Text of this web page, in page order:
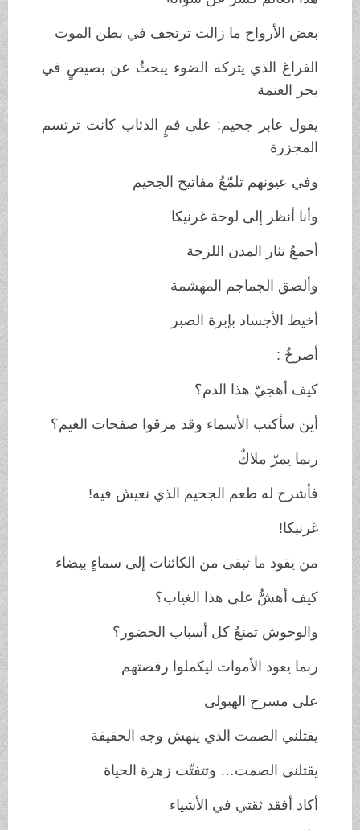
بعض الأرواح ما زالت ترتجف في بطن الموت
الفراغ الذي يتركه الضوء يبحثُ عن بصيصٍ في
بحر العتمة
يقول عابر جحيم: على فمٍ الذئاب كانت ترتسم
المجزرة
وفي عيونهم تلمّعُ مفاتيح الجحيم
وأنا أنظر إلى لوحة غرنيكا
أجمعُ نثار المدن اللزجة
وألصق الجماجم المهشمة
أخيط الأجساد بإبرة الصبر
أصرخُ :
كيف أهجيّ هذا الدم؟
أين سأكتب الأسماء وقد مزقوا صفحات الغيم؟
ربما يمرّ ملاكٌ
فأشرح له طعم الجحيم الذي نعيش فيه!
غرنيكا!
من يقود ما تبقى من الكائنات إلى سماءٍ بيضاء
كيف أهشُّ على هذا الغياب؟
والوحوش تمنعُ كل أسباب الحضور؟
ربما يعود الأموات ليكملوا رقصتهم
على مسرح الهيولى
يقتلني الصمت الذي ينهش وجه الحقيقة
يقتلني الصمت… وتتفتّت زهرة الحياة
أكاد أفقد ثقتي في الأشياء